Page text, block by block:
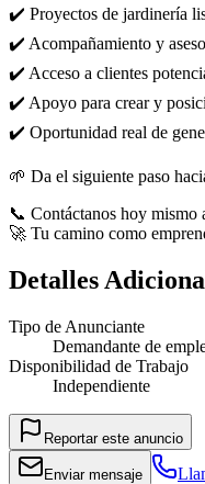
✔️ Proyectos de jardinería
✔️ Acompañamiento y
✔️ Acceso a clientes
✔️ Apoyo para crear y
✔️ Oportunidad real de
🌱 Da el siguiente paso
📞 Contáctanos hoy
🚀 Tu camino como
Detalles
Tipo de Anunciante
Demandante de
Disponibilidad de Trabajo
Independiente
Reportar este anuncio
Enviar mensaje